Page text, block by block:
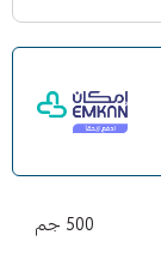
500 جم